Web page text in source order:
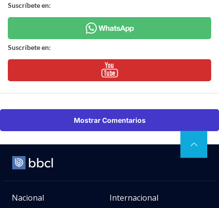
Suscríbete en:
Suscríbete en:
Mostrar Comentarios
Nacional Internacional